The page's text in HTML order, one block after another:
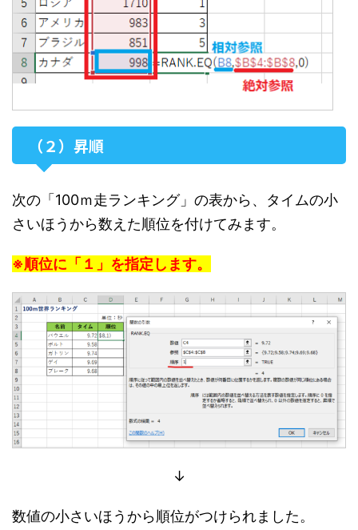
（２）昇順
次の「100ｍ走ランキング」の表から、タイムの小
さいほうから数えた順位を付けてみます。
※順位に「１」を指定します。
↓
数値の小さいほうから順位がつけられました。